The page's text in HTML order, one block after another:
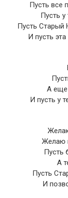
Пусть все
Пусть у
Пусть Старый
И пусть
А еще
И пусть у
Желаю
Пусть
А
Пусть
И